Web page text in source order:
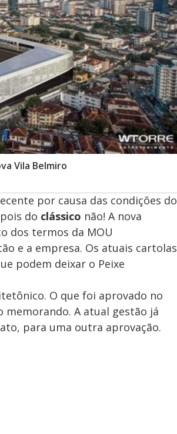
Vila Belmiro
por causa das condições do
do clássico não! A nova
dos termos da MOU
e a empresa. Os atuais cartolas
podem deixar o Peixe
O que foi aprovado no
memorando. A atual gestão já
para uma outra aprovação.